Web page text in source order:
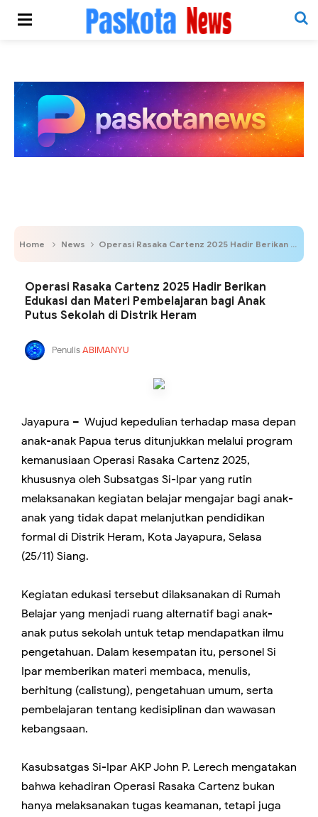
Home News Operasi Rasaka Cartenz 2025 Hadir Berikan Edukasi dan Materi Pembelajaran bagi Anak Putus Sekolah di Distrik Heram
Operasi Rasaka Cartenz 2025 Hadir Berikan
Edukasi dan Materi Pembelajaran bagi Anak
Putus Sekolah di Distrik Heram
PenulisABIMANYU
Jayapura – Wujud kepedulian terhadap masa depan
anak-anak Papua terus ditunjukkan melalui program
kemanusiaan Operasi Rasaka Cartenz 2025,
khususnya oleh Subsatgas Si-Ipar yang rutin
melaksanakan kegiatan belajar mengajar bagi anak-
anak yang tidak dapat melanjutkan pendidikan
formal di Distrik Heram, Kota Jayapura, Selasa
(25/11) Siang.
Kegiatan edukasi tersebut dilaksanakan di Rumah
Belajar yang menjadi ruang alternatif bagi anak-
anak putus sekolah untuk tetap mendapatkan ilmu
pengetahuan. Dalam kesempatan itu, personel Si
Ipar memberikan materi membaca, menulis,
berhitung (calistung), pengetahuan umum, serta
pembelajaran tentang kedisiplinan dan wawasan
kebangsaan.
Kasubsatgas Si-Ipar AKP John P. Lerech mengatakan
bahwa kehadiran Operasi Rasaka Cartenz bukan
hanya melaksanakan tugas keamanan, tetapi juga